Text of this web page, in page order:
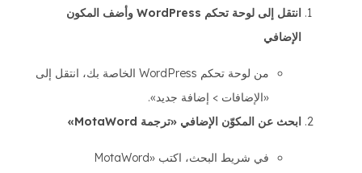
انتقل إلى لوحة تحكم WordPress وأضف المكون
الإضافي
من لوحة تحكم WordPress الخاصة بك، انتقل إلى
«الإضافات > إضافة جديد».
ابحث عن المكوّن الإضافي «ترجمة MotaWord»
في شريط البحث، اكتب «MotaWord